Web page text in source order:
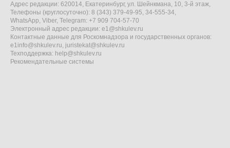
Адрес редакции: 620014, Екатеринбург, ул. Шейнкмана, 10, 3-й этаж,
Телефоны (круглосуточно): 8 (343) 379-49-95, 34-555-34,
WhatsApp, Viber, Telegram: +7 909 704-57-70
Электронный адрес редакции: e1@shkulev.ru
Контактные данные для Роскомнадзора и государственных органов:
e1info@shkulev.ru, juristekat@shkulev.ru
Техподдержка: help@shkulev.ru
Рекомендательные системы